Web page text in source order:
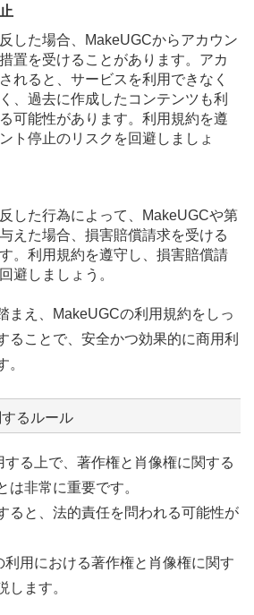
した場合、MakeUGCからアカウン
置を受けることがあります。アカ
れると、サービスを利用できなく
、過去に作成したコンテンツも利
可能性があります。利用規約を遵
ト停止のリスクを回避しましょ
した行為によって、MakeUGCや第
えた場合、損害賠償請求を受ける
。利用規約を遵守し、損害賠償請
避しましょう。
まえ、MakeUGCの利用規約をしっ
ることで、安全かつ効果的に商用利
。
るルール
する上で、著作権と肖像権に関する
は非常に重要です。
ると、法的責任を問われる可能性が
利用における著作権と肖像権に関す
します。